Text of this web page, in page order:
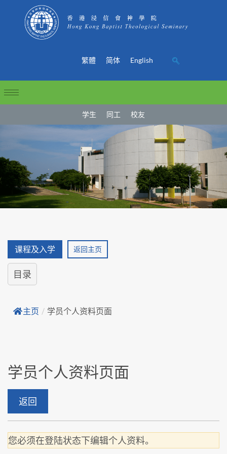
繁體 简体 English
学生 同工 校友
课程及入学 返回主页
目录
主页 / 学员个人资料页面
学员个人资料页面
返回
您必须在登陆状态下编辑个人资料。